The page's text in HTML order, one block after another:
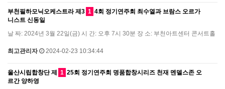
부천필하모닉오케스트라 제3 1 4회 정기연주회 최수열과 브람스 오르가
니스트 신동일
날 짜: 2024년 3월 22일(금) 시 간: 오후 7시 30분 장 소: 부천아트센터 콘서트홀
최고관리자 2024-02-23 10:34:44
울산시립합창단 제 1 25회 정기연주회 명품합창시리즈 천재 멘델스존 오
르간 양하영